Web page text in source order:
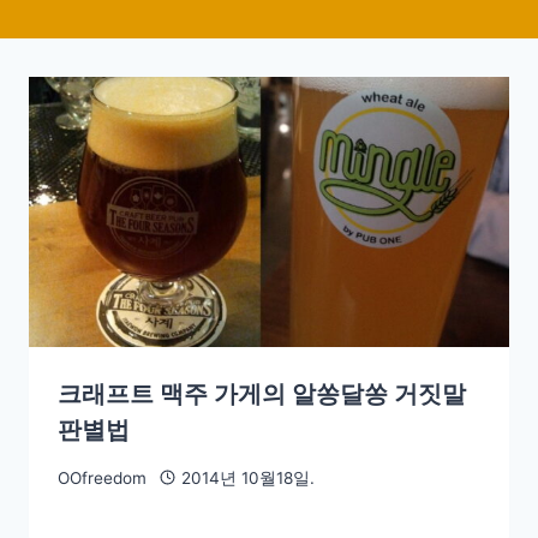
크래프트 맥주 가게의 알쏭달쏭 거짓말
판별법
OOfreedom 2014년 10월18일.